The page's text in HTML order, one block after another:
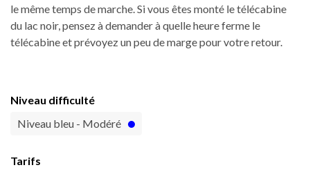
le même temps de marche. Si vous êtes monté le télécabine
du lac noir, pensez à demander à quelle heure ferme le
télécabine et prévoyez un peu de marge pour votre retour.
Niveau difficulté
Niveau bleu - Modéré
Tarifs